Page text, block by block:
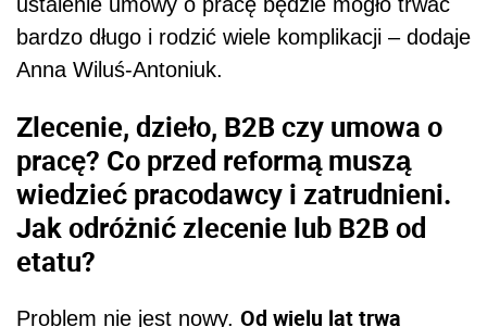
ustalenie umowy o pracę będzie mogło trwać
bardzo długo i rodzić wiele komplikacji – dodaje
Anna Wiluś-Antoniuk.
Zlecenie, dzieło, B2B czy umowa o
pracę? Co przed reformą muszą
wiedzieć pracodawcy i zatrudnieni.
Jak odróżnić zlecenie lub B2B od
etatu?
Problem nie jest nowy. Od wielu lat trwa